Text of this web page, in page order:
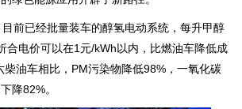
前已经批量装车的醇氢电动系统，每升甲醇
合电价可以在1元/kWh以内，比燃油车降低成
柴油车相比，PM污染物降低98%，一氧化碳
降82%。